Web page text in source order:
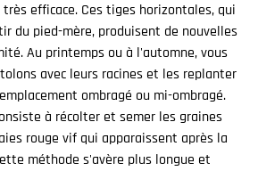
efficace. Ces tiges horizontales, qui
du pied-mère, produisent de nouvelles
Au printemps ou à l'automne, vous
avec leurs racines et les replanter
ombragé ou mi-ombragé.
à récolter et semer les graines
rouge vif qui apparaissent après la
méthode s'avère plus longue et